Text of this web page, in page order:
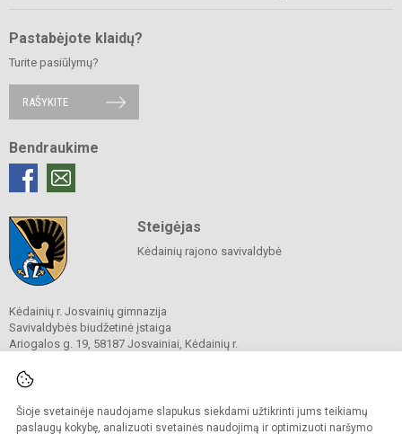
Šioje svetainėje naudojame slapukus siekdami užtikrinti jums teikiamų
paslaugų kokybę, analizuoti svetainės naudojimą ir optimizuoti naršymo
Pastabėjote klaidų?
Turite pasiūlymų?
RAŠYKITE
Bendraukime
Steigėjas
Kėdainių rajono savivaldybė
Kėdainių r. Josvainių gimnazija
Savivaldybės biudžetinė įstaiga
Ariogalos g. 19, 58187 Josvainiai, Kėdainių r.
El. p.
Duomenys kaupiami ir saugomi
Juridinių asmenų registre
Įmonės kodas 191018728